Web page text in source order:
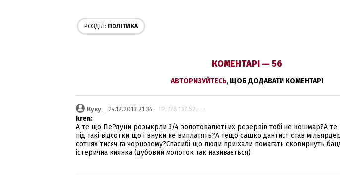
РОЗДІЛ: ПОЛІТИКА
КОМЕНТАРІ — 56
АВТОРИЗУЙТЕСЬ, ЩОБ ДОДАВАТИ КОМЕНТАРІ
Куку _ 24.12.2013 21:34 IP: 178.137.52.---
kren:
А те що ПеРдуни розыкрли 3/4 золотовалютних резервів тобі не кошмар?А те
під такі відсотки що і внуки не виплатять?А тещо сашко дантист став
сотнях тисяч га чорнозему?Спасибі що люди приїхали помагать сковирнуть
істерична киянка (дубовий молоток так називається)